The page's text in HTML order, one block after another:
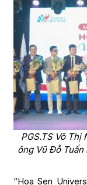
PGS.TS Võ
ông Vũ Đỗ
“Hoa Sen